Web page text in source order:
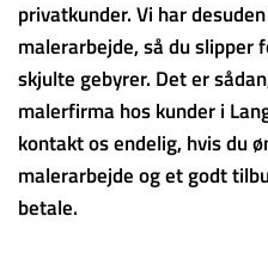
privatkunder. Vi har
malerarbejde, så du
skjulte gebyrer. Det er
malerfirma hos kunder i
kontakt os endelig, hvis du
malerarbejde og et godt
betale.